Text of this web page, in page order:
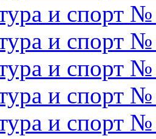
и спорт
и спорт
и спорт
и спорт
и спорт